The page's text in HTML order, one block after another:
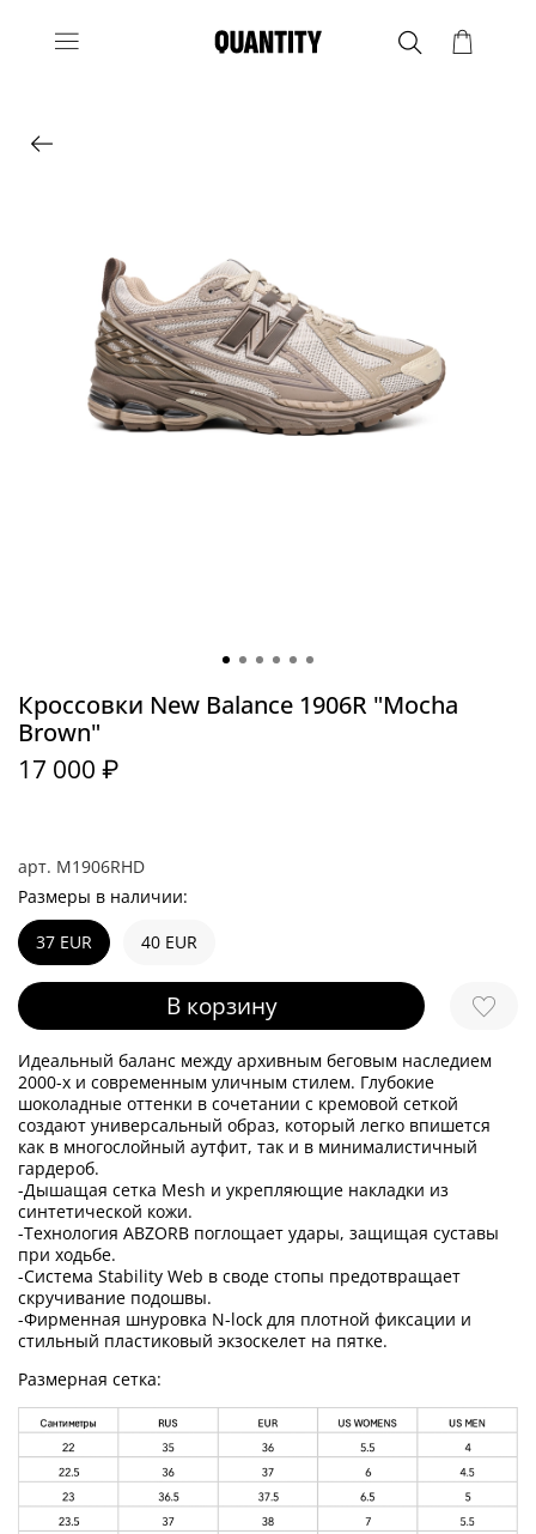
арт. M1906RHD
Кроссовки New Balance 1906R "Mocha
Brown"
17 000 ₽
В корзину
Размеры в наличии:
37 EUR
40 EUR
Идеальный баланс между архивным беговым наследием
2000-х и современным уличным стилем. Глубокие
шоколадные оттенки в сочетании с кремовой сеткой
создают универсальный образ, который легко впишется
как в многослойный аутфит, так и в минималистичный
гардероб.
-Дышащая сетка Mesh и укрепляющие накладки из
синтетической кожи.
-Технология ABZORB поглощает удары, защищая суставы
при ходьбе.
-Система Stability Web в своде стопы предотвращает
скручивание подошвы.
-Фирменная шнуровка N-lock для плотной фиксации и
стильный пластиковый экзоскелет на пятке.
Размерная сетка: